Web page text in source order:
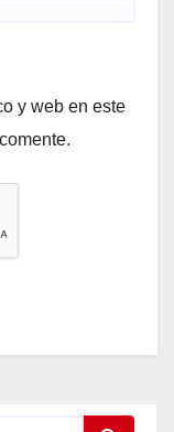
y web en este